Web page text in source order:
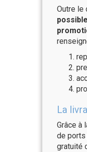
Outre le
La
Grâce à
de ports
gratuité